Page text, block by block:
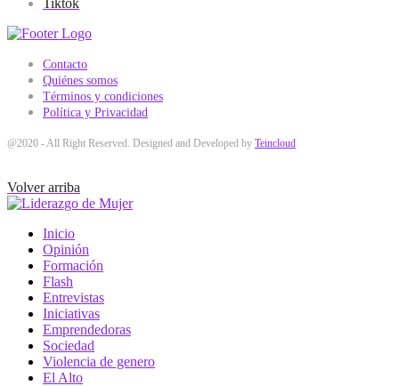
Contacto
Quiénes somos
Términos y condiciones
Política y Privacidad
@2020 - All Right Reserved. Designed and Developed by Teincloud
Volver arriba
Inicio
Opinión
Formación
Flash
Entrevistas
Iniciativas
Emprendedoras
Sociedad
Violencia de genero
El Alto